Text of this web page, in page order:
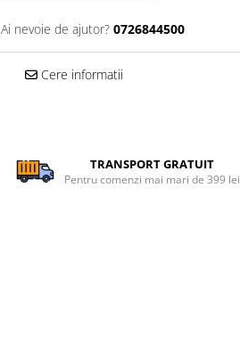
Ai nevoie de ajutor? 0726844500
Cere informatii
TRANSPORT GRATUIT
Pentru comenzi mai mari de 399 lei